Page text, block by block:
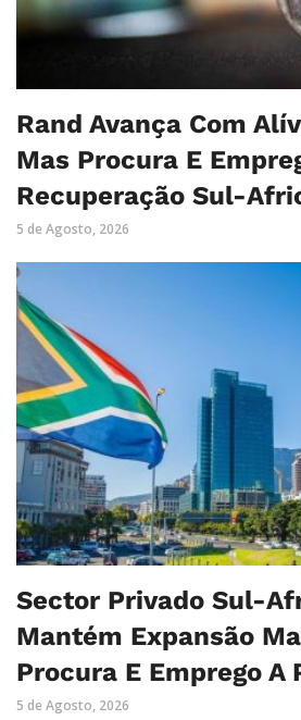
Rand Avança Com
Mas Procura E
Recuperação Sul-
5 de Agosto, 2026
Sector Privado Sul-
Mantém Expansão
Procura E Emprego A
5 de Agosto, 2026